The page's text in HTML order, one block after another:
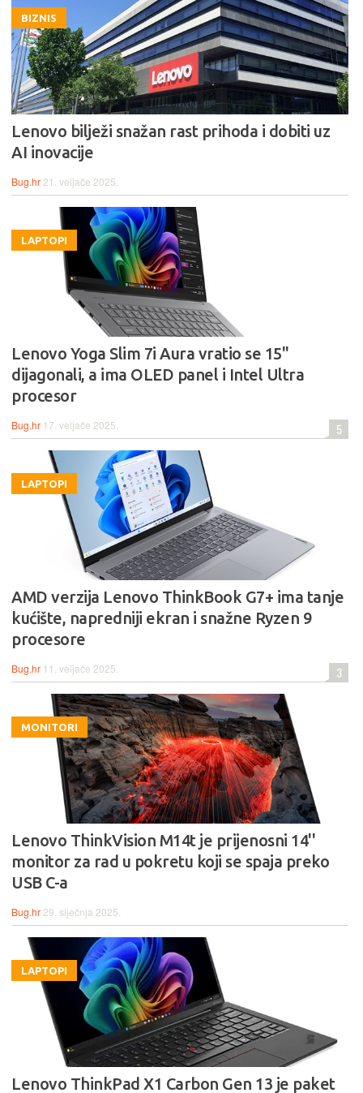
BIZNIS
Lenovo bilježi snažan rast prihoda i dobiti uz
AI inovacije
Bug.hr 21. veljače 2025.
LAPTOPI
Lenovo Yoga Slim 7i Aura vratio se 15''
dijagonali, a ima OLED panel i Intel Ultra
procesor
Bug.hr 17. veljače 2025. 5
LAPTOPI
AMD verzija Lenovo ThinkBook G7+ ima tanje
kućište, napredniji ekran i snažne Ryzen 9
procesore
Bug.hr 11. veljače 2025. 3
MONITORI
Lenovo ThinkVision M14t je prijenosni 14''
monitor za rad u pokretu koji se spaja preko
USB C-a
Bug.hr 29. siječnja 2025.
LAPTOPI
Lenovo ThinkPad X1 Carbon Gen 13 je paket